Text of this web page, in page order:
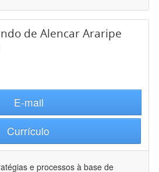
de Alencar Araripe
E-mail
Currículo
e processos à base de